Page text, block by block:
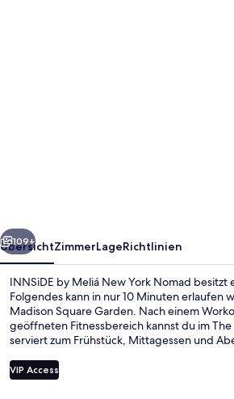
Weiter
109+
ÜbersichtZimmerLageRichtlinien
INNSiDE by Meliá New York Nomad besitzt
Folgendes kann in nur 10 Minuten erlaufen
Madison Square Garden. Nach einem
geöffneten Fitnessbereich kannst du im The
serviert zum Frühstück, Mittagessen und
Loungebar und eine Terrasse. Andere
fußläufige Entfernung zu den öffentlichen
VIP Access